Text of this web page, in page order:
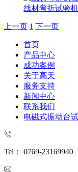
线材弯折试验机
上一页 1 下一页
首页
产品中心
成功案例
关于高天
服务支持
新闻中心
联系我们
电磁式振动台
Tel： 0769-23169940